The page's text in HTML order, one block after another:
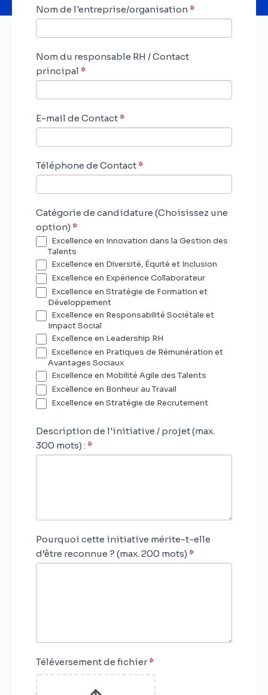
Formulaire
de
Candidature
–
Excellence
RH
2025
Nom de l'entreprise/organisation*
Nom du responsable RH / Contact
principal *
E-mail de Contact*
Téléphone de Contact*
Catégorie de candidature (Choisissez une
option) *
Excellence en Innovation dans la Gestion des
Talents
Excellence en Diversité, Équité et Inclusion
Excellence en Expérience Collaborateur
Excellence en Stratégie de Formation et
Développement
Excellence en Responsabilité Sociétale et
Impact Social
Excellence en Leadership RH
Excellence en Pratiques de Rémunération et
Avantages Sociaux
Excellence en Mobilité Agile des Talents
Excellence en Bonheur au Travail
Excellence en Stratégie de Recrutement
Description de l'initiative / projet (max.
300 mots) :*
Pourquoi cette initiative mérite-t-elle
d’être reconnue ? (max. 200 mots) *
Téléversement de fichier*
Si
vous
êtes
un
humain,
ne
remplissez
ce